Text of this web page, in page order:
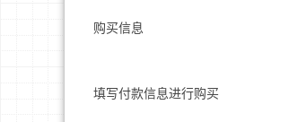
购买信息
填写付款信息进行购买